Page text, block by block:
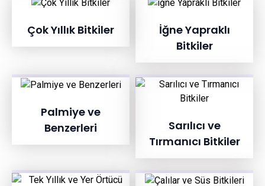
Çok Yıllık Bitkiler
İğne Yapraklı
Bitkiler
Palmiye ve
Benzerleri
Sarılıcı ve
Tırmanıcı Bitkiler